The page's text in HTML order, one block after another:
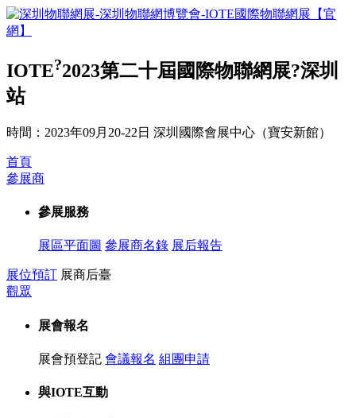
IOTE?2023第二十屆國際物聯網展?深圳
站
時間：2023年09月20-22日 深圳國際會展中心（寶安新館）
首頁
參展商
參展服務
展區平面圖 參展商名錄 展后報告
展位預訂 展商后臺
觀眾
展會報名
展會預登記 會議報名 組團申請
與IOTE互動